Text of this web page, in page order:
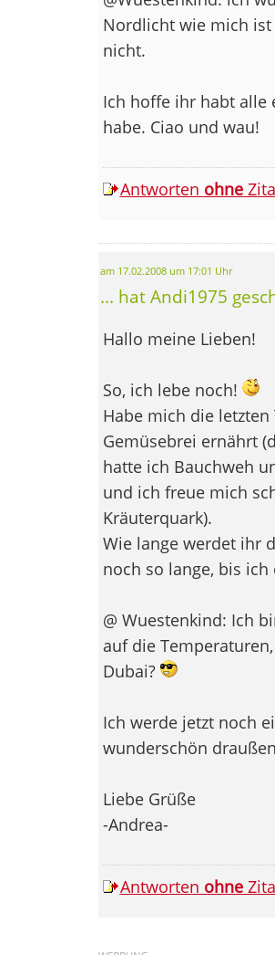
Nordlicht wie mich ist
nicht.
Ich hoffe ihr habt alle
habe. Ciao und wau!
Antworten ohne
am 17.02.2008 um 17:01 Uhr
... hat Andi1975
Hallo meine Lieben!
So, ich lebe noch!
Habe mich die
Gemüsebrei ernährt
hatte ich Bauchweh
und ich freue mich
Kräuterquark).
Wie lange werdet ihr
noch so lange, bis
@ Wuestenkind: Ich
auf die
Dubai?
Ich werde jetzt noch
wunderschön draußen
Liebe Grüße
-Andrea-
Antworten ohne